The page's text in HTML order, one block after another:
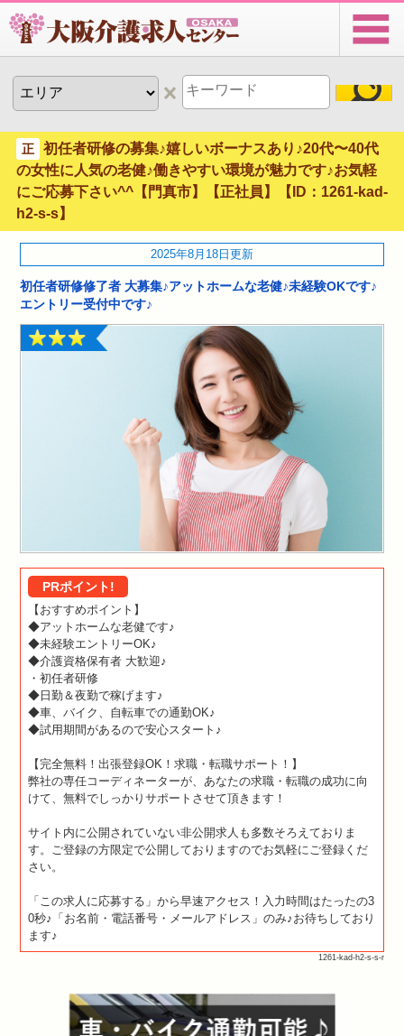
正
初任者研修の募集♪嬉しいボーナスあり♪20代〜40代
の女性に人気の老健♪働きやすい環境が魅力です♪お気軽
にご応募下さい^^【門真市】【正社員】【ID：1261-kad-
h2-s-s】
2025年8月18日更新
初任者研修修了者 大募集♪アットホームな老健♪未経験OKです♪
エントリー受付中です♪
PRポイント!
【おすすめポイント】
◆アットホームな老健です♪
◆未経験エントリーOK♪
◆介護資格保有者 大歓迎♪
・初任者研修
◆日勤＆夜勤で稼げます♪
◆車、バイク、自転車での通勤OK♪
◆試用期間があるので安心スタート♪
【完全無料！出張登録OK！求職・転職サポート！】
弊社の専任コーディネーターが、あなたの求職・転職の成功に向
けて、無料でしっかりサポートさせて頂きます！
サイト内に公開されていない非公開求人も多数そろえておりま
す。ご登録の方限定で公開しておりますのでお気軽にご登録くだ
さい。
「この求人に応募する」から早速アクセス！入力時間はたったの3
0秒♪「お名前・電話番号・メールアドレス」のみ♪お待ちしており
ます♪
1261-kad-h2-s-s-r